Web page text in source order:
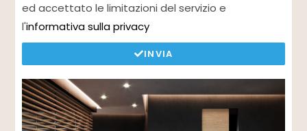
ed accettato le limitazioni del servizio e
l'informativa sulla privacy
INVIA